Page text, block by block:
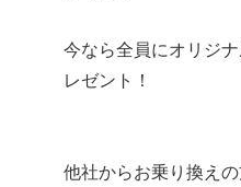
今なら全員にオリジ
レゼント！
他社からお乗り換え